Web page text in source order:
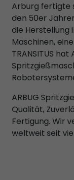
Arburg fertigte
den 50er
die Herstellung
Maschinen,
TRANSITUS
ARBUG
Qualität,
Fertigung. Wir
weltweit seit